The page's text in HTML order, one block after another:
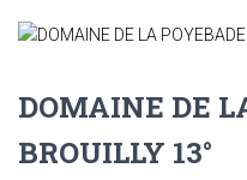
DOMAINE DE
BROUILLY 13°